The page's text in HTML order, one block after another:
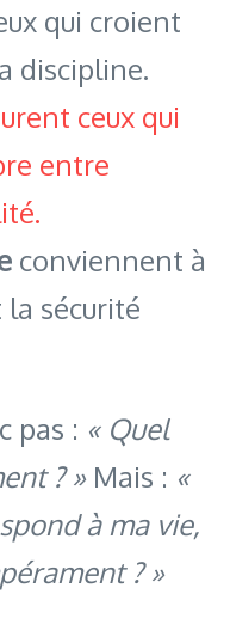
qui croient
discipline.
ceux qui
entre
conviennent à
sécurité
pas : « Quel
? »Mais : «
à ma vie,
? »